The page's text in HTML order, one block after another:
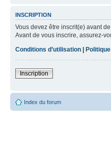
INSCRIPTION
Vous devez être inscrit(e) avant
Avant de vous inscrire, assurez-
Conditions d’utilisation |
Inscription
Index du forum